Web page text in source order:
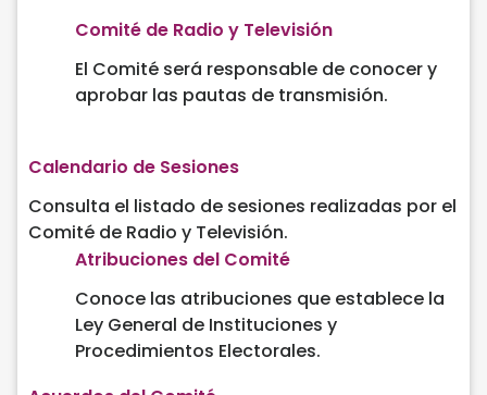
Comité de Radio y Televisión
El Comité será responsable de conocer y
aprobar las pautas de transmisión.
Calendario de Sesiones
Consulta el listado de sesiones realizadas por el
Comité de Radio y Televisión.
Atribuciones del Comité
Conoce las atribuciones que establece la
Ley General de Instituciones y
Procedimientos Electorales.